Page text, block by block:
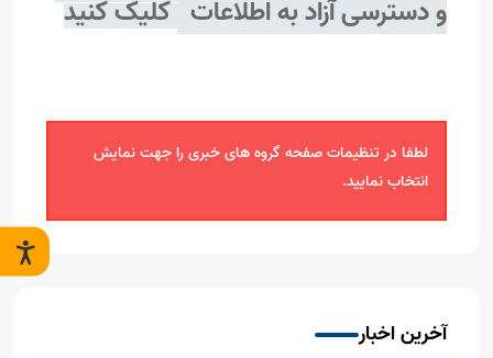
و دسترسی آزاد به اطلاعات کلیک کنید
لطفا در تنظیمات صفحه گروه های خبری را جهت نمایش
انتخاب نمایید.
آخرین اخبار